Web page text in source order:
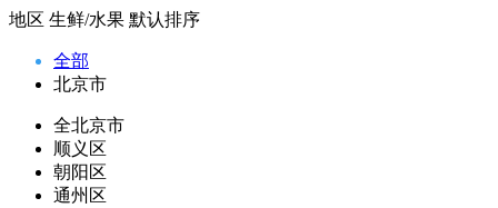
地区 生鲜/水果 默认排序
全部
北京市
全北京市
顺义区
朝阳区
通州区